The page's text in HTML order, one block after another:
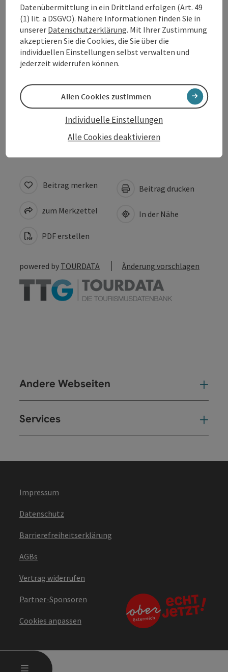
MENÜ
Preise
Anreise/Lage
Eignung
Barrierefreiheit
Beitrag merken
zum Merkzettel
PDF erstellen
Beitrag drucken
In der Nähe
powered by TOURDATA Änderung vorschlagen
Andere Webseiten
Services
Impressum
Datenschutz
Barrierefreiheitserklärung
AGBs
Vertrag widerrufen
Partner-Sponsoren
Cookies anpassen
Datenübermittlung in ein Drittland erfolgen (Art. 49
(1) lit. a DSGVO). Nähere Informationen finden Sie in
unserer Datenschutzerklärung. Mit Ihrer Zustimmung
akzeptieren Sie die Cookies, die Sie über die
individuellen Einstellungen selbst verwalten und
jederzeit widerrufen können.
Alle Cookies deaktivieren
Individuelle Einstellungen
Allen Cookies zustimmen